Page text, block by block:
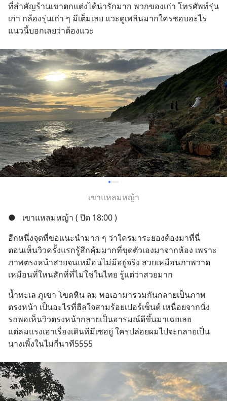
“ป้าเก๋าเล่ากลโกง” เพื่อรู้ทันมุก
หลอกลวงในคราบ
ที่สำคัญร้านเขาตกแต่งได้น่ารักมาก พวกของเก่า โทรศัพท์รุ่น
เก่า กล้องรุ่นเก่า ๆ มีเต็มเลย แวะดูเพลินมากใครชอบอะไร
แนวนี้บอกเลยว่าต้องแวะ
เขาแหลมหญ้า
●
เขาแหลมหญ้า ( ปิด 18:00 )
อีกหนึ่งจุดที่ขอแนะนำมาก ๆ ว่าใครมาระยองต้องมาที่นี่
ตอนเห็นวิวครั้งแรกรู้สึกคุ้มมากที่ขุดตัวเองมาจากห้อง เพราะ
ภาพตรงหน้าสวยจนเหมือนไม่มีอยู่จริง สวยเหมือนภาพวาด
เหมือนที่ใหนสักที่ที่ไม่ใช่ในไทย รู้แต่ว่าสวยมาก
น้ำทะเล ภูเขา โขดหิน ลม พอเอามารวมกันกลายเป็นภาพ
ตรงหน้า เป็นอะไรที่ฮีลใจสามร้อยเปอร์เซ็นต์ เหนื่อยจากนั่ง
รถพอเห็นวิวตรงหน้ากลายเป็นอารมณ์ดีขึ้นมาเฉยเลย
แต่ลมแรงเอาเรื่องเดินทีมีเซอยู่ ใครปล่อยผมไปจะกลายเป็น
นางเพิ้งในไม่กี่นาที5555